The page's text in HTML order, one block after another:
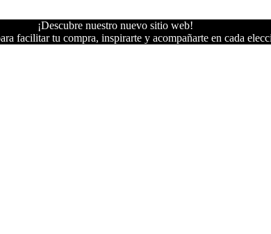
¡Descubre nuestro nuevo sitio web!
facilitar tu compra, inspirarte y acompañarte en cada